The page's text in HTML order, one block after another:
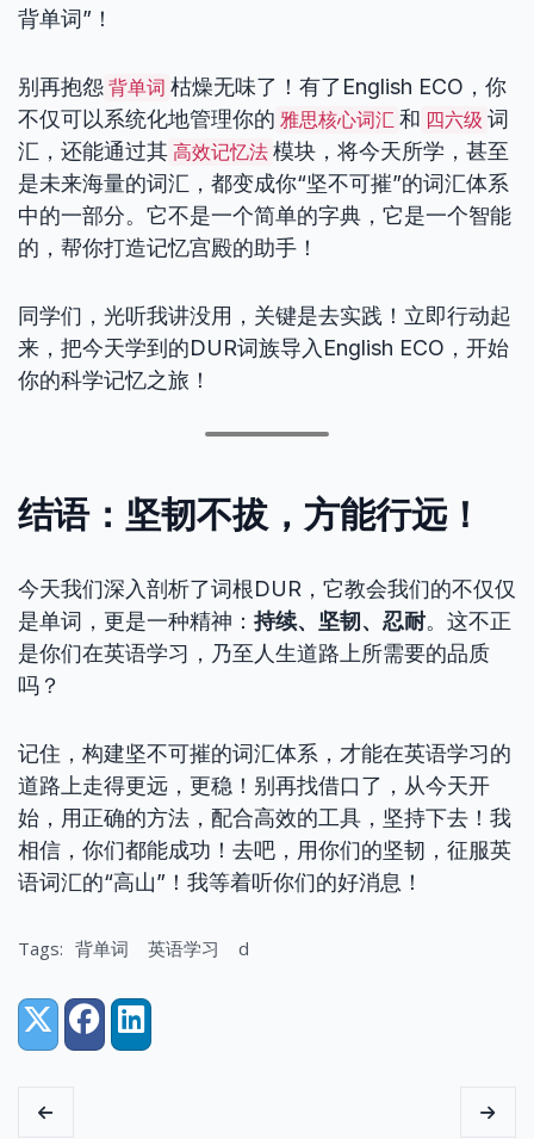
背单词”！
别再抱怨 背单词 枯燥无味了！有了English ECO，你
不仅可以系统化地管理你的 雅思核心词汇 和 四六级 词
汇，还能通过其 高效记忆法 模块，将今天所学，甚至
是未来海量的词汇，都变成你“坚不可摧”的词汇体系
中的一部分。它不是一个简单的字典，它是一个智能
的，帮你打造记忆宫殿的助手！
同学们，光听我讲没用，关键是去实践！立即行动起
来，把今天学到的DUR词族导入English ECO，开始
你的科学记忆之旅！
结语：坚韧不拔，方能行远！
今天我们深入剖析了词根DUR，它教会我们的不仅仅
是单词，更是一种精神： 持续、坚韧、忍耐。这不正
是你们在英语学习，乃至人生道路上所需要的品质
吗？
记住，构建坚不可摧的词汇体系，才能在英语学习的
道路上走得更远，更稳！别再找借口了，从今天开
始，用正确的方法，配合高效的工具，坚持下去！我
相信，你们都能成功！去吧，用你们的坚韧，征服英
语词汇的“高山”！我等着听你们的好消息！
Tags: 背单词 英语学习 d
Share:
X (Twitter)
FacebookLinkedIn